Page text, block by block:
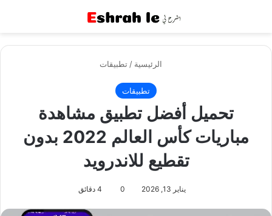
الرئيسية / تطبيقات
تطبيقات
تحميل أفضل تطبيق مشاهدة
مباريات كأس العالم 2022 بدون
تقطيع للاندرويد
يناير 13, 2026 0